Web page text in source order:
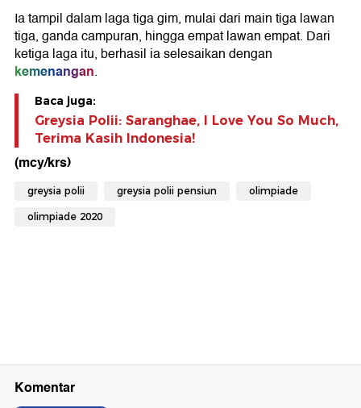
Ia tampil dalam laga tiga gim, mulai dari main tiga lawan
tiga, ganda campuran, hingga empat lawan empat. Dari
ketiga laga itu, berhasil ia selesaikan dengan
kemenangan.
Baca juga:
Greysia Polii: Saranghae, I Love You So Much,
Terima Kasih Indonesia!
(mcy/krs)
greysia polii greysia polii pensiun olimpiade
olimpiade 2020
Komentar